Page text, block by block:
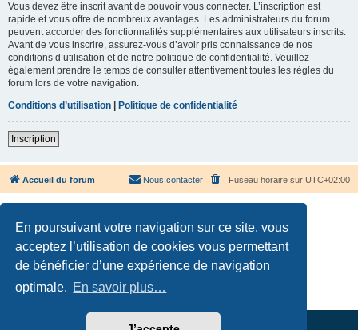
En poursuivant votre navigation sur ce site, vous
acceptez l’utilisation de cookies vous permettant
de bénéficier d’une expérience de navigation
optimale. En savoir plus…
Vous devez être inscrit avant de pouvoir vous connecter. L’inscription est
rapide et vous offre de nombreux avantages. Les administrateurs du forum
peuvent accorder des fonctionnalités supplémentaires aux utilisateurs inscrits.
Avant de vous inscrire, assurez-vous d’avoir pris connaissance de nos
conditions d’utilisation et de notre politique de confidentialité. Veuillez
également prendre le temps de consulter attentivement toutes les règles du
forum lors de votre navigation.
Conditions d’utilisation
Politique de confidentialité
Inscription
Accueil du forum Fuseau horaire sur UTC+02:00
Nous contacter
Développé parphpBB® Forum Software © phpBB Limited
Confidentialité